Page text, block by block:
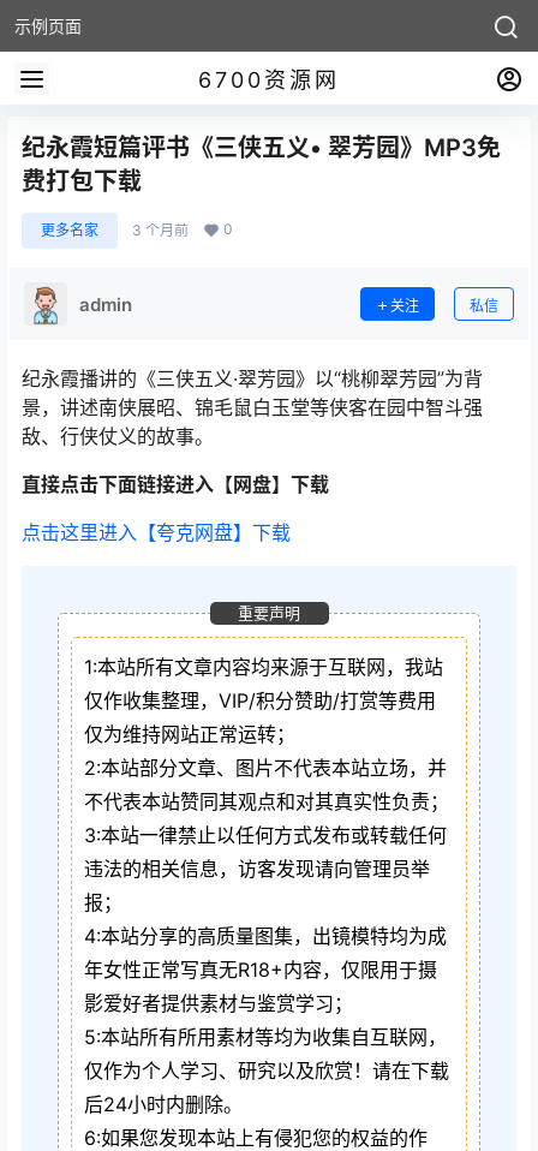
示例页面
6700资源网
纪永霞短篇评书《三侠五义• 翠芳园》MP3免
费打包下载
更多名家 3 个月前 0
admin 关注 私信
纪永霞播讲的《三侠五义·翠芳园》以“桃柳翠芳园”为背
景，讲述南侠展昭、锦毛鼠白玉堂等侠客在园中智斗强
敌、行侠仗义的故事。
直接点击下面链接进入【网盘】下载
点击这里进入【夸克网盘】下载
重要声明
1:本站所有文章内容均来源于互联网，我站
仅作收集整理，VIP/积分赞助/打赏等费用
仅为维持网站正常运转；
2:本站部分文章、图片不代表本站立场，并
不代表本站赞同其观点和对其真实性负责；
3:本站一律禁止以任何方式发布或转载任何
违法的相关信息，访客发现请向管理员举
报；
4:本站分享的高质量图集，出镜模特均为成
年女性正常写真无R18+内容，仅限用于摄
影爱好者提供素材与鉴赏学习；
5:本站所有所用素材等均为收集自互联网，
仅作为个人学习、研究以及欣赏！请在下载
后24小时内删除。
6:如果您发现本站上有侵犯您的权益的作